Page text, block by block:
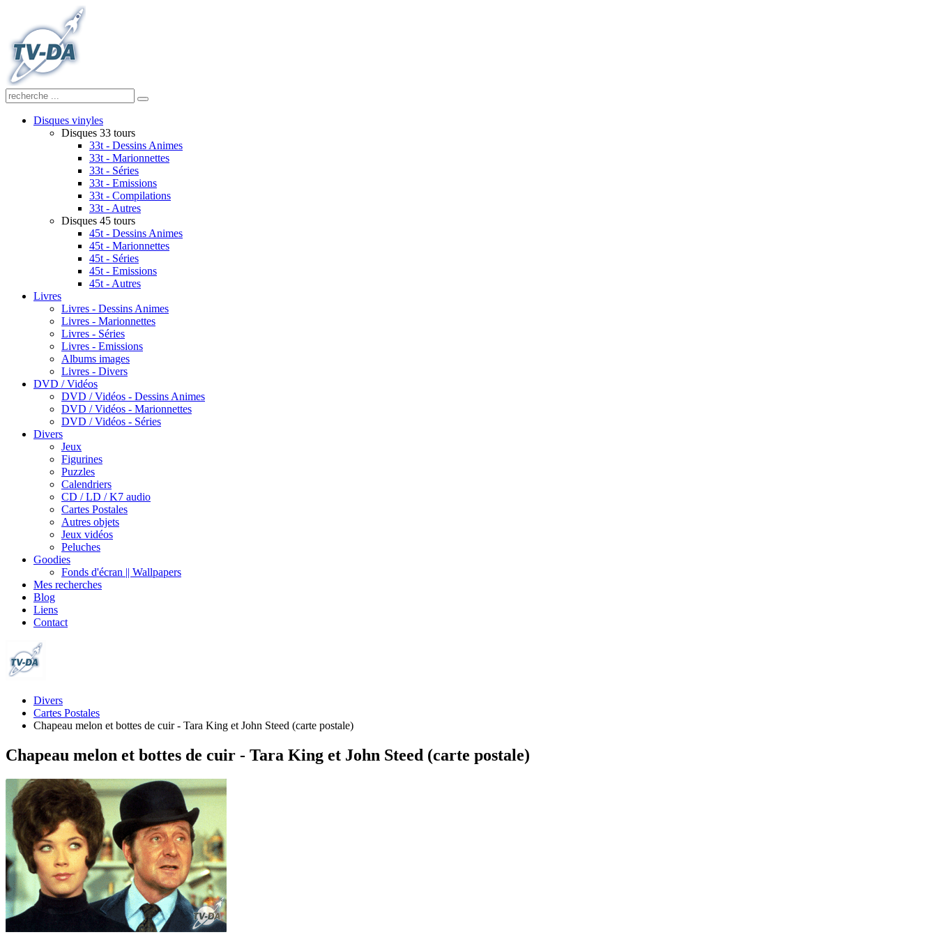
Disques vinyles
Disques 33 tours
33t - Dessins Animes
33t - Marionnettes
33t - Séries
33t - Emissions
33t - Compilations
33t - Autres
Disques 45 tours
45t - Dessins Animes
45t - Marionnettes
45t - Séries
45t - Emissions
45t - Autres
Livres
Livres - Dessins Animes
Livres - Marionnettes
Livres - Séries
Livres - Emissions
Albums images
Livres - Divers
DVD / Vidéos
DVD / Vidéos - Dessins Animes
DVD / Vidéos - Marionnettes
DVD / Vidéos - Séries
Divers
Jeux
Figurines
Puzzles
Calendriers
CD / LD / K7 audio
Cartes Postales
Autres objets
Jeux vidéos
Peluches
Goodies
Fonds d'écran || Wallpapers
Mes recherches
Blog
Liens
Contact
Divers
Cartes Postales
Chapeau melon et bottes de cuir - Tara King et John Steed (carte postale)
Chapeau melon et bottes de cuir - Tara King et John Steed (carte postale)